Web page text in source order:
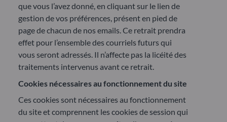
que vous l’avez donné, en cliquant sur le lien de
gestion de vos préférences, présent en pied de
page de chacun de nos emails. Ce retrait prendra
effet pour l’ensemble des courriels futurs qui
vous seront adressés. Il n’affecte pas la licéité des
traitements intervenus avant ce retrait.
Cookies nécessaires au fonctionnement du site
Ces cookies sont nécessaires au fonctionnement
du site et comprennent les cookies de session qui